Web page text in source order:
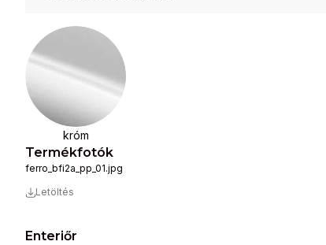
króm
Termékfotók
ferro_bfi2a_pp_01.jpg
Letöltés
Enteriőr